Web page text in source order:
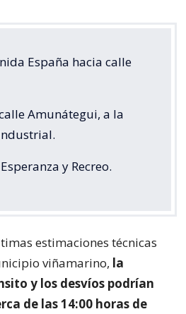
España hacia calle
Amunátegui, a la
y Recreo.
estimaciones técnicas
viñamarino, la
y los desvíos podrían
de las 14:00 horas de